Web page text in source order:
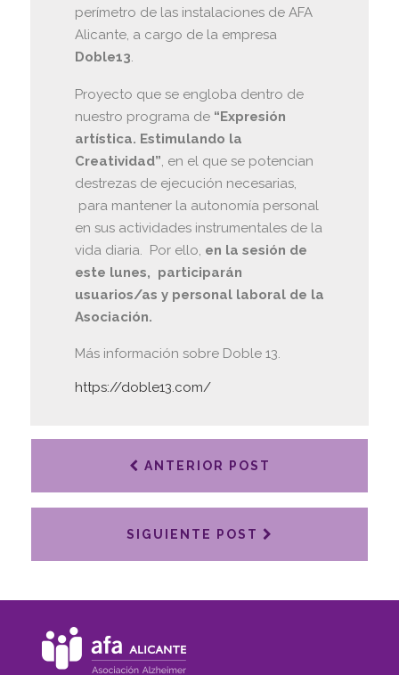
perímetro de las instalaciones de AFA
Alicante, a cargo de la empresa
Doble13.
Proyecto que se engloba dentro de
nuestro programa de “Expresión
artística. Estimulando la
Creatividad”, en el que se potencian
destrezas de ejecución necesarias,
para mantener la autonomía personal
en sus actividades instrumentales de la
vida diaria. Por ello, en la sesión de
este lunes, participarán
usuarios/as y personal laboral de la
Asociación.
Más información sobre Doble 13.
https://doble13.com/
ANTERIOR POST
SIGUIENTE POST